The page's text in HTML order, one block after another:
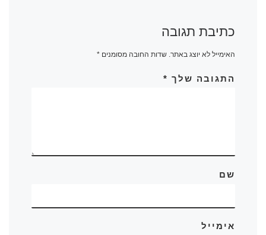
כתיבת תגובה
האימייל לא יוצג באתר. שדות החובה מסומנים*
התגובה שלך *
שם
אימייל